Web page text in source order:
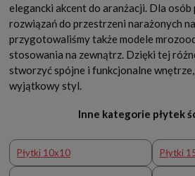
elegancki akcent do aranżacji. Dla osób
rozwiązań do przestrzeni narażonych
przygotowaliśmy także modele
stosowania na zewnątrz. Dzięki tej
stworzyć spójne i funkcjonalne
wyjątkowy styl.
Inne kategorie płytek
Płytki 10x10 Płytki